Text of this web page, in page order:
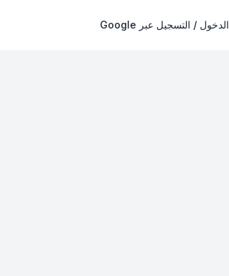
الدخول / التسجيل عبر Google